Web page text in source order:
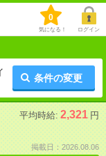
0
気になる！ ログイン
条件の変更
平均時給: 2,321 円
掲載日：2026.08.06